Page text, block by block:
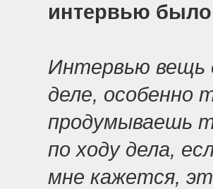
интервью было
Интервью вещь
деле, особенно
продумываешь
по ходу дела,
мне кажется,